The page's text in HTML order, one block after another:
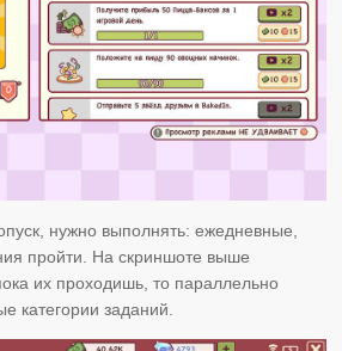
нужно выполнять: ежедневные,
пройти. На скриншоте выше
их проходишь, то параллельно
категории заданий.